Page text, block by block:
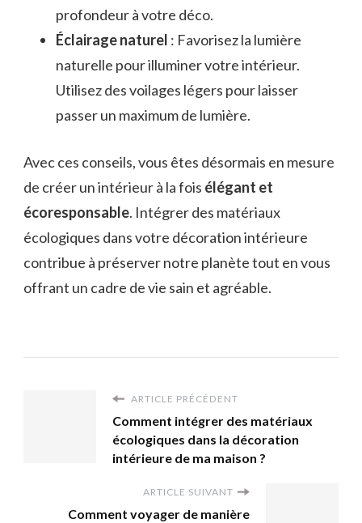
profondeur à votre déco.
Éclairage naturel : Favorisez la lumière
naturelle pour illuminer votre intérieur.
Utilisez des voilages légers pour laisser
passer un maximum de lumière.
Avec ces conseils, vous êtes désormais en mesure
de créer un intérieur à la fois élégant et
écoresponsable. Intégrer des matériaux
écologiques dans votre décoration intérieure
contribue à préserver notre planète tout en vous
offrant un cadre de vie sain et agréable.
ARTICLE PRÉCÉDENT
Comment intégrer des matériaux
écologiques dans la décoration
intérieure de ma maison ?
ARTICLE SUIVANT
Comment voyager de manière